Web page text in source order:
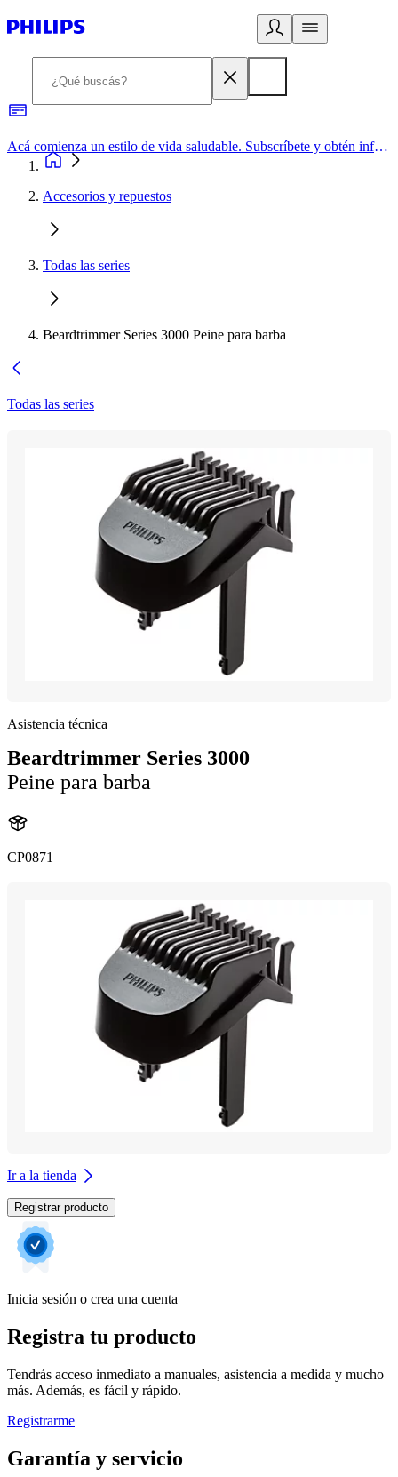
Acá comienza un estilo de vida saludable. Subscríbete y obtén información de primera mano
Accesorios y repuestos
Todas las series
Beardtrimmer Series 3000 Peine para barba
Todas las series
Asistencia técnica
Beardtrimmer Series 3000
Peine para barba
CP0871
Ir a la tienda
Registrar producto
Inicia sesión o crea una cuenta
Registra tu producto
Tendrás acceso inmediato a manuales, asistencia a medida y mucho
más. Además, es fácil y rápido.
Registrarme
Garantía y servicio